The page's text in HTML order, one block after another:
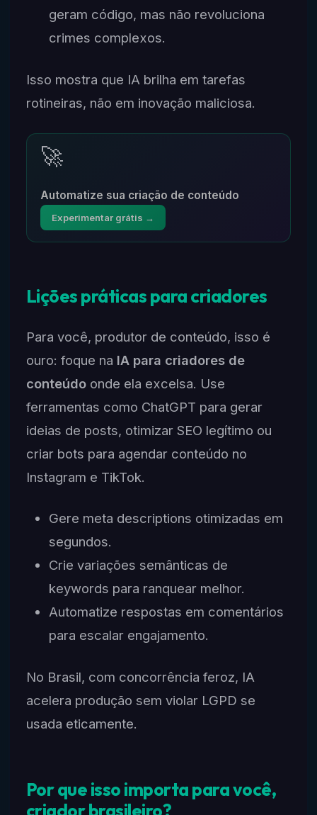
geram código, mas não revoluciona
crimes complexos.
Isso mostra que IA brilha em tarefas
rotineiras, não em inovação maliciosa.
🚀
Automatize sua criação de conteúdo
Experimentar grátis →
Lições práticas para criadores
Para você, produtor de conteúdo, isso é
ouro: foque na IA para criadores de
conteúdoonde ela excelsa. Use
ferramentas como ChatGPT para gerar
ideias de posts, otimizar SEO legítimo ou
criar bots para agendar conteúdo no
Instagram e TikTok.
Gere meta descriptions otimizadas em
segundos.
Crie variações semânticas de
keywords para ranquear melhor.
Automatize respostas em comentários
para escalar engajamento.
No Brasil, com concorrência feroz, IA
acelera produção sem violar LGPD se
usada eticamente.
Por que isso importa para você,
criador brasileiro?